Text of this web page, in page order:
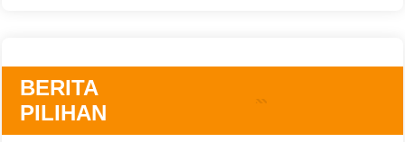
BERITA
PILIHAN